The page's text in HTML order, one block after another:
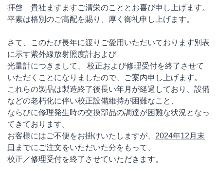
拝啓 貴社ますますご清栄のこととお喜び申し上げます。
平素は格別のご高配を賜り、厚く御礼申し上げます。
さて、このたび長年に渡りご愛用いただいております別表
に示す紫外線放射照度計および
光量計につきまして、 校正および修理受付を終了させて
いただくことになりましたので、ご案内申し上げます。
これらの製品は製造終了後長い年月が経過しており、設備
などの老朽化に伴い校正設備維持が困難なこと、
ならびに修理発生時の交換部品の調達が困難な状況となっ
てきております。
お客様にはご不便をお掛けいたしますが、 2024年12月末
日 までにご注文をいただいた分をもって、
校正／修理受付を終了させていただきます。